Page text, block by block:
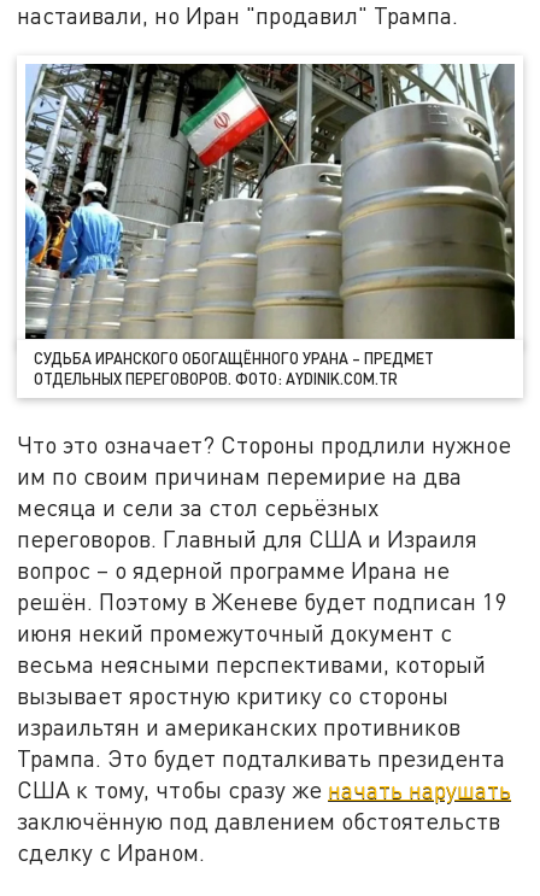
настаивали, но Иран "продавил" Трампа.
СУДЬБА ИРАНСКОГО ОБОГАЩЁННОГО УРАНА – ПРЕДМЕТ
ОТДЕЛЬНЫХ ПЕРЕГОВОРОВ. ФОТО: AYDINIK.COM.TR
Что это означает? Стороны продлили нужное
им по своим причинам перемирие на два
месяца и сели за стол серьёзных
переговоров. Главный для США и Израиля
вопрос – о ядерной программе Ирана не
решён. Поэтому в Женеве будет подписан 19
июня некий промежуточный документ с
весьма неясными перспективами, который
вызывает яростную критику со стороны
израильтян и американских противников
Трампа. Это будет подталкивать президента
США к тому, чтобы сразу же начать нарушать
заключённую под давлением обстоятельств
сделку с Ираном.